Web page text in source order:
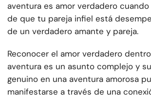
aventura es amor verdadero
de que tu pareja infiel está
de un verdadero amante y pareja.
Reconocer el amor verdadero
aventura es un asunto complejo y
genuino en una aventura amorosa
manifestarse a través de una